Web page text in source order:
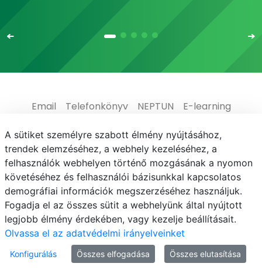
Email Telefonkönyv NEPTUN
E-learning
Médiaközpont
Informatikai Igazgatóság
Adatvédelem
© MATE 2021
A sütiket személyre szabott élmény nyújtásához,
trendek elemzéséhez, a webhely kezeléséhez, a
felhasználók webhelyen történő mozgásának a nyomon
követéséhez és felhasználói bázisunkkal kapcsolatos
demográfiai információk megszerzéséhez használjuk.
Fogadja el az összes sütit a webhelyünk által nyújtott
legjobb élmény érdekében, vagy kezelje beállításait.
Olvassa el az adatvédelmi irányelveinket
Konfigurálás Összes elfogadása Összes elutasítása